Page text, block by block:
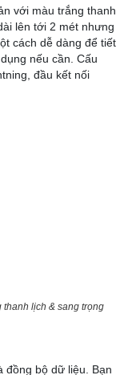
với màu trắng thanh
lên tới 2 mét nhưng
cách dễ dàng để tiết
nếu cần. Cấu
đầu kết nối
thanh lịch & sang trọng
đồng bộ dữ liệu. Bạn